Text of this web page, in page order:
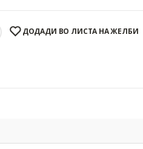
ДОДАДИ ВО ЛИСТА НА ЖЕЛБИ